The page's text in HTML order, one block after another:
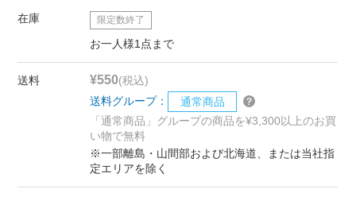
在庫 限定数終了
お一人様1点まで
送料 ¥550(税込)
送料グループ：
通常商品
「通常商品」グループの商品を¥3,300以上のお買
い物で無料
※一部離島・山間部および北海道、または当社指
定エリアを除く